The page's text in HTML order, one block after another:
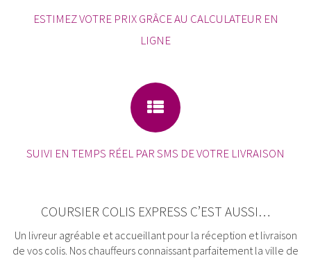
ESTIMEZ VOTRE PRIX GRÂCE AU CALCULATEUR EN
LIGNE
SUIVI EN TEMPS RÉEL PAR SMS DE VOTRE LIVRAISON
COURSIER COLIS EXPRESS C’EST AUSSI…
Un livreur agréable et accueillant pour la réception et livraison
de vos colis. Nos chauffeurs connaissant parfaitement la ville de